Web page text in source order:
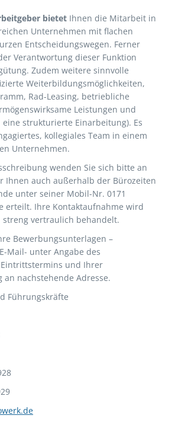
bietet Ihnen die Mitarbeit in
Unternehmen mit flachen
Entscheidungswegen. Ferner
Verantwortung dieser Funktion
Zudem weitere sinnvolle
Weiterbildungsmöglichkeiten,
Rad-Leasing, betriebliche
Leistungen und
strukturierte Einarbeitung). Es
kollegiales Team in einem
Unternehmen.
wenden Sie sich bitte an
Ihnen auch außerhalb der Bürozeiten
unter seiner Mobil-Nr. 0171
erteilt. Ihre Kontaktaufnahme wird
vertraulich behandelt.
Bewerbungsunterlagen –
Mail- unter Angabe des
und Ihrer
an nachstehende Adresse.
Führungskräfte